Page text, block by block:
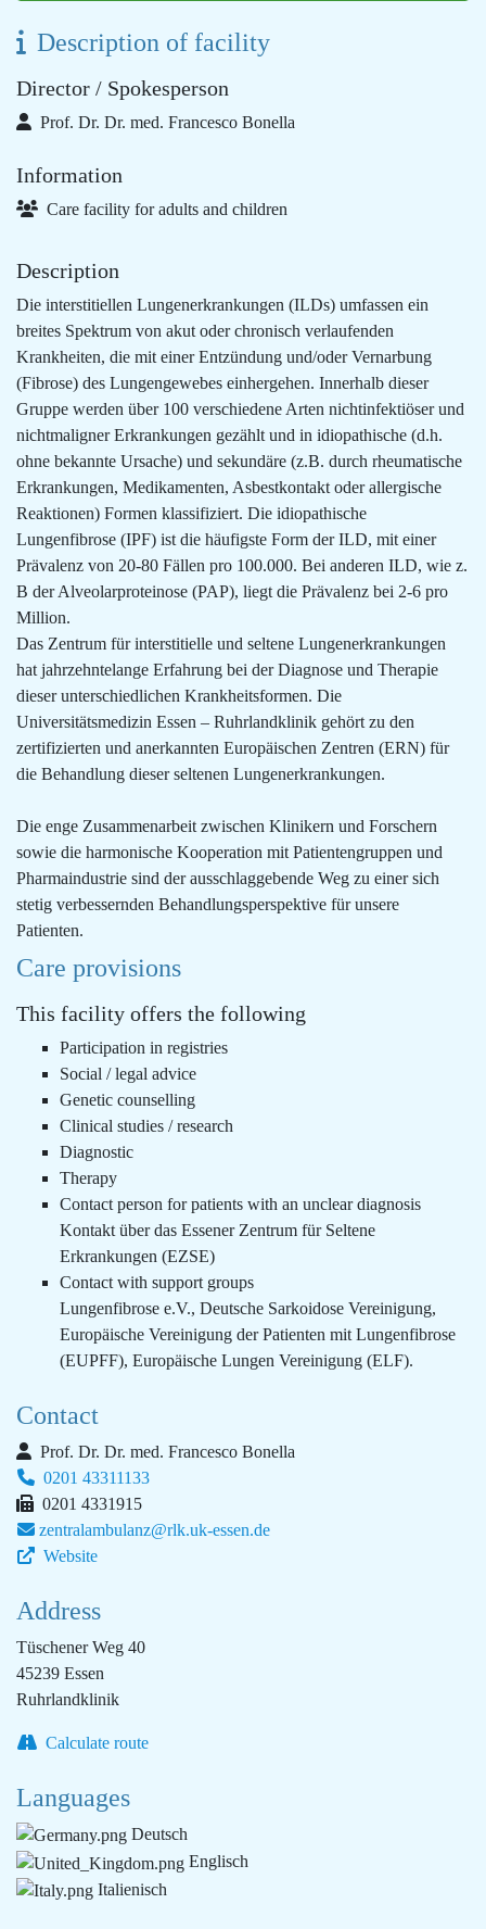
Description of facility
Director / Spokesperson
Prof. Dr. Dr. med. Francesco Bonella
Information
Care facility for adults and children
Description
Die interstitiellen Lungenerkrankungen (ILDs) umfassen ein
breites Spektrum von akut oder chronisch verlaufenden
Krankheiten, die mit einer Entzündung und/oder Vernarbung
(Fibrose) des Lungengewebes einhergehen. Innerhalb dieser
Gruppe werden über 100 verschiedene Arten nichtinfektiöser und
nichtmaligner Erkrankungen gezählt und in idiopathische (d.h.
ohne bekannte Ursache) und sekundäre (z.B. durch rheumatische
Erkrankungen, Medikamenten, Asbestkontakt oder allergische
Reaktionen) Formen klassifiziert. Die idiopathische
Lungenfibrose (IPF) ist die häufigste Form der ILD, mit einer
Prävalenz von 20-80 Fällen pro 100.000. Bei anderen ILD, wie z.
B der Alveolarproteinose (PAP), liegt die Prävalenz bei 2-6 pro
Million.
Das Zentrum für interstitielle und seltene Lungenerkrankungen
hat jahrzehntelange Erfahrung bei der Diagnose und Therapie
dieser unterschiedlichen Krankheitsformen. Die
Universitätsmedizin Essen – Ruhrlandklinik gehört zu den
zertifizierten und anerkannten Europäischen Zentren (ERN) für
die Behandlung dieser seltenen Lungenerkrankungen.
Die enge Zusammenarbeit zwischen Klinikern und Forschern
sowie die harmonische Kooperation mit Patientengruppen und
Pharmaindustrie sind der ausschlaggebende Weg zu einer sich
stetig verbessernden Behandlungsperspektive für unsere
Patienten.
Care provisions
This facility offers the following
Participation in registries
Social / legal advice
Genetic counselling
Clinical studies / research
Diagnostic
Therapy
Contact person for patients with an unclear diagnosis
Kontakt über das Essener Zentrum für Seltene
Erkrankungen (EZSE)
Contact with support groups
Lungenfibrose e.V., Deutsche Sarkoidose Vereinigung,
Europäische Vereinigung der Patienten mit Lungenfibrose
(EUPFF), Europäische Lungen Vereinigung (ELF).
Contact
Prof. Dr. Dr. med. Francesco Bonella
0201 43311133
0201 4331915
zentralambulanz@rlk.uk-essen.de
Website
Address
Tüschener Weg 40
45239 Essen
Ruhrlandklinik
Calculate route
Languages
Deutsch
Englisch
Italienisch